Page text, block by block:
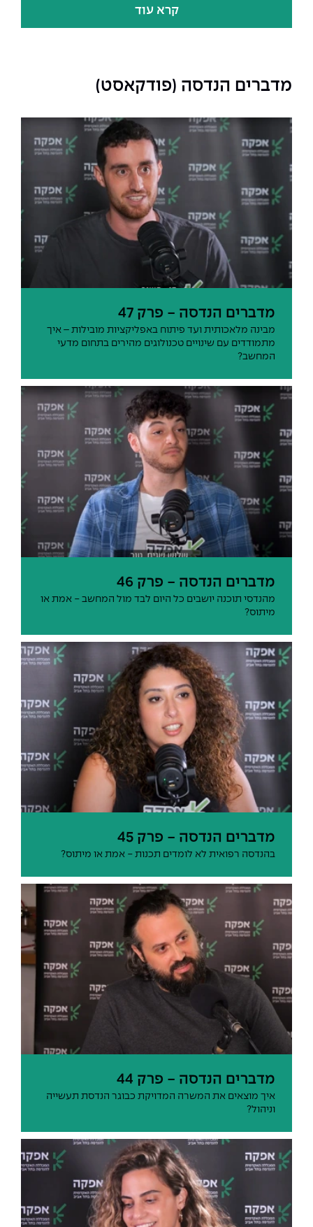
קרא עוד
מדברים הנדסה (פודקאסט)
מדברים הנדסה - פרק 47
מבינה מלאכותית ועד פיתוח באפליקציות מובילות – איך
מתמודדים עם שינויים טכנולוגים מהירים בתחום מדעי
המחשב?
מדברים הנדסה - פרק 46
מהנדסי תוכנה יושבים כל היום לבד מול המחשב - אמת או
מיתוס?
מדברים הנדסה - פרק 45
בהנדסה רפואית לא לומדים תכנות - אמת או מיתוס?
מדברים הנדסה - פרק 44
איך מוצאים את המשרה המדויקת כבוגר הנדסת תעשייה
וניהול?